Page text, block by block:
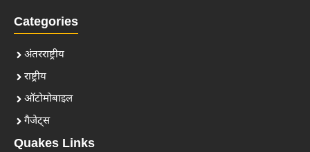
Categories
अंतरराष्ट्रीय
राष्ट्रीय
ऑटोमोबाइल
गैजेट्स
Quakes Links